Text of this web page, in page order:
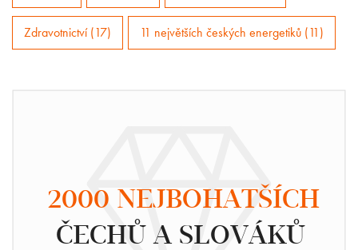
Zdravotnictví (17) 11 největších českých energetiků (11)
2000 NEJBOHATŠÍCH
ČECHŮ A SLOVÁKŮ